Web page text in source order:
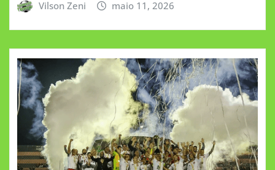
Vilson Zeni maio 11, 2026